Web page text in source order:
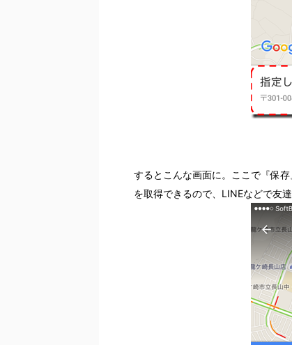
するとこんな画面に。ここで『保
を取得できるので、LINEなどで友